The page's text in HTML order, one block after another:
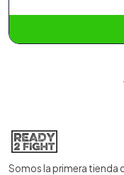
Somos la primera tienda